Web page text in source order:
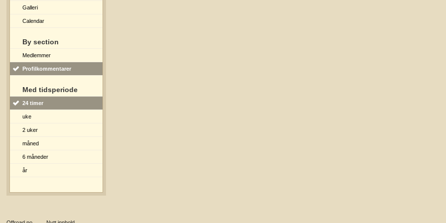
Galleri
Calendar
By section
Medlemmer
Profilkommentarer
Med tidsperiode
24 timer
uke
2 uker
måned
6 måneder
år